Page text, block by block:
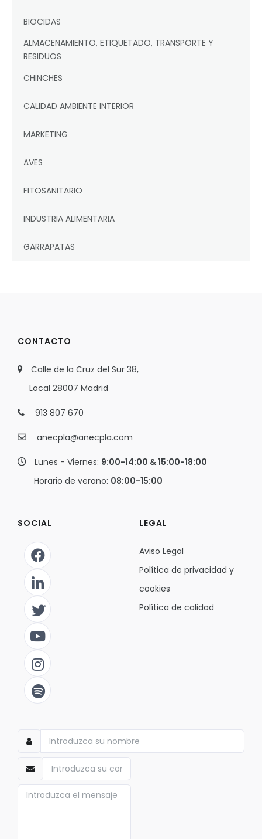
BIOCIDAS
ALMACENAMIENTO, ETIQUETADO, TRANSPORTE Y
RESIDUOS
CHINCHES
CALIDAD AMBIENTE INTERIOR
MARKETING
AVES
FITOSANITARIO
INDUSTRIA ALIMENTARIA
GARRAPATAS
CONTACTO
Calle de la Cruz del Sur 38,
Local 28007 Madrid
913 807 670
anecpla@anecpla.com
Lunes - Viernes: 9:00-14:00 & 15:00-18:00
Horario de verano: 08:00-15:00
SOCIAL LEGAL
Aviso Legal
Política de privacidad y
cookies
Política de calidad